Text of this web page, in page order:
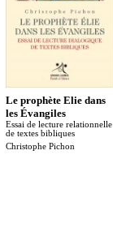
Le prophète Elie dans
les Évangiles
Essai de lecture relationnelle
de textes bibliques
Christophe Pichon